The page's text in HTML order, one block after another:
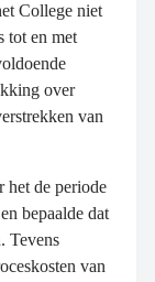
College niet
tot en met
over
van
het de periode
bepaalde dat
Tevens
van